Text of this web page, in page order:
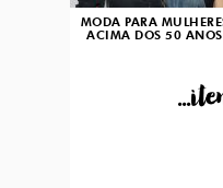
MODA PARA
ACIMA DOS 50 ANOS